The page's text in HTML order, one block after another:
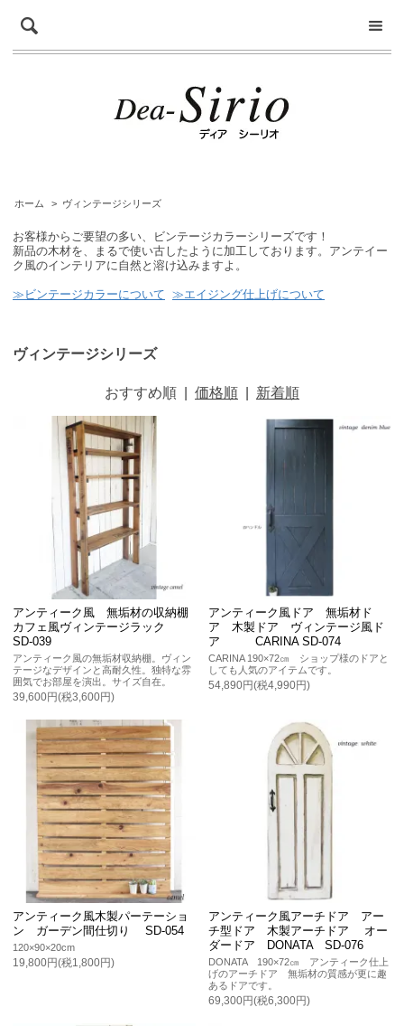
ホーム > ヴィンテージシリーズ
お客様からご要望の多い、ビンテージカラーシリーズです！
新品の木材を、まるで使い古したように加工しております。アンテイー
ク風のインテリアに自然と溶け込みますよ。
≫ビンテージカラーについて ≫エイジング仕上げについて
ヴィンテージシリーズ
おすすめ順 価格順 新着順
アンティーク風 無垢材の収納棚
カフェ風ヴィンテージラック
SD-039
アンティーク風の無垢材収納棚。ヴィン
テージなデザインと高耐久性。独特な雰
囲気でお部屋を演出。サイズ自在。
39,600円(税3,600円)
アンティーク風ドア 無垢材ド
ア 木製ドア ヴィンテージ風ド
ア CARINA SD-074
CARINA 190×72㎝ ショップ様のドアと
しても人気のアイテムです。
54,890円(税4,990円)
アンティーク風木製パーテーショ
ン ガーデン間仕切り SD-054
120×90×20cm
19,800円(税1,800円)
アンティーク風アーチドア アー
チ型ドア 木製アーチドア オー
ダードア DONATA SD-076
DONATA 190×72㎝ アンティーク仕上
げのアーチドア 無垢材の質感が更に趣
あるドアです。
69,300円(税6,300円)